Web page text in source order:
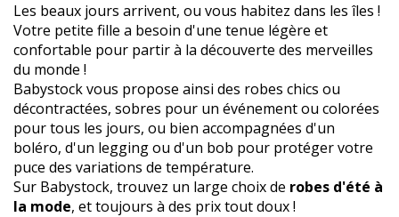
Les beaux jours arrivent, ou vous habitez dans les îles !
Votre petite fille a besoin d'une tenue légère et
confortable pour partir à la découverte des merveilles
du monde !
Babystock vous propose ainsi des robes chics ou
décontractées, sobres pour un événement ou colorées
pour tous les jours, ou bien accompagnées d'un
boléro, d'un legging ou d'un bob pour protéger votre
puce des variations de température.
Sur Babystock, trouvez un large choix de robes d'été à
la mode, et toujours à des prix tout doux !